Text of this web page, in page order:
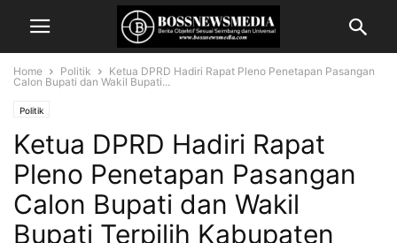
Home Politik
Ketua DPRD Hadiri Rapat Pleno Penetapan Pasangan
Calon Bupati dan Wakil Bupati...
Politik
Ketua DPRD Hadiri Rapat
Pleno Penetapan Pasangan
Calon Bupati dan Wakil
Bupati Terpilih Kabupaten